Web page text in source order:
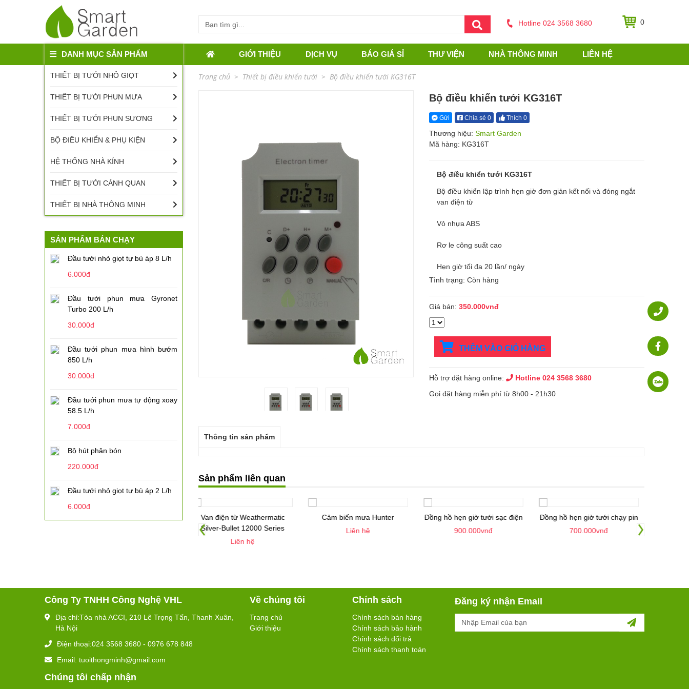
Hotline 024 3568 3680 0
DANH MỤC SẢN PHẨM GIỚI THIỆU DỊCH VỤ
DỰ ÁN CẢNH QUAN
BÁO GIÁ SỈ THƯ VIỆN NHÀ THÔNG MINH LIÊN HỆ
THIẾT BỊ TƯỚI NHỎ GIỌT
THIẾT BỊ TƯỚI PHUN MƯA
THIẾT BỊ TƯỚI PHUN SƯƠNG
BỘ ĐIỀU KHIỂN & PHỤ KIỆN
HỆ THỐNG NHÀ KÍNH
THIẾT BỊ TƯỚI CẢNH QUAN
THIẾT BỊ NHÀ THÔNG MINH
SẢN PHẨM BÁN CHẠY
Đầu tưới nhỏ giọt tự bù áp 8 L/h
6.000đ
Đầu tưới phun mưa Gyronet
Turbo 200 L/h
30.000đ
Đầu tưới phun mưa hình bướm
850 L/h
30.000đ
Đầu tưới phun mưa tự động xoay
58.5 L/h
7.000đ
Bộ hút phân bón
220.000đ
Đầu tưới nhỏ giọt tự bù áp 2 L/h
6.000đ
Trang chủ Thiết bị điều khiển tưới Bộ điều khiển tưới KG316T
Bộ điều khiển tưới KG316T
Gửi Chia sẻ 0 Thích 0
Thương hiệu: Smart Garden
Mã hàng: KG316T
Bộ điều khiển tưới KG316T
Bộ điều khiển lập trình hẹn giờ đơn giản kết nối và đóng ngắt
van điện từ
Vỏ nhựa ABS
Rơ le công suất cao
Hẹn giờ tối đa 20 lần/ ngày
Tình trạng: Còn hàng
Giá bán: 350.000vnđ
THÊM VÀO GIỎ HÀNG
Hỗ trợ đặt hàng online:
Hotline 024 3568 3680
Gọi đặt hàng miễn phí từ 8h00 - 21h30
Thông tin sản phẩm
Sản phẩm liên quan
Cảm biến mưa Hunter
Liên hệ
Đồng hồ hẹn giờ tưới sạc điện
900.000vnđ
Đồng hồ hẹn giờ tưới chạy pin
700.000vnđ
Bộ điều khiển đa kênh X-Core
Liên hệ
Công Ty TNHH Công Nghệ VHL
Địa chỉ:Tòa nhà ACCI, 210 Lê Trọng Tấn, Thanh Xuân,
Hà Nội
Điện thoại:024 3568 3680 - 0976 678 848
Email: tuoithongminh@gmail.com
Chúng tôi chấp nhận
Về chúng tôi
Trang chủ
Giới thiệu
Chính sách
Chính sách bán hàng
Chính sách bảo hành
Chính sách đổi trả
Chính sách thanh toán
Đăng ký nhận Email